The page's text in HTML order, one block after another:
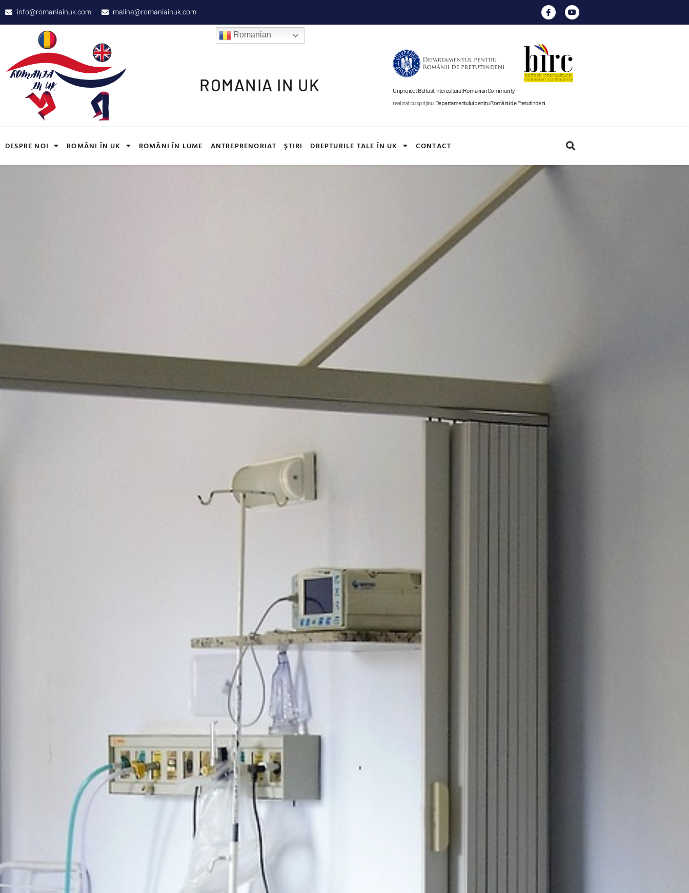
info@romaniainuk.com malina@romaniainuk.com
Romanian
ROMANIA IN UK
Un proiect Belfast Intercultural Romanian Community
realizat cu sprijinul Departamentului pentru Românii de Pretutindeni
DESPRE NOI ROMÂNI ÎN UK ROMÂNI ÎN LUME ANTREPRENORIAT ȘTIRI DREPTURILE TALE ÎN UK CONTACT